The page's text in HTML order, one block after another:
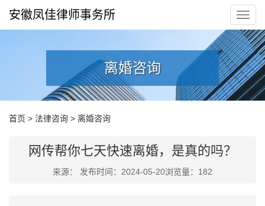
安徽凤佳律师事务所
离婚咨询
首页 > 法律咨询 > 离婚咨询
网传帮你七天快速离婚，是真的吗？
来源： 发布时间：2024-05-20浏览量： 182